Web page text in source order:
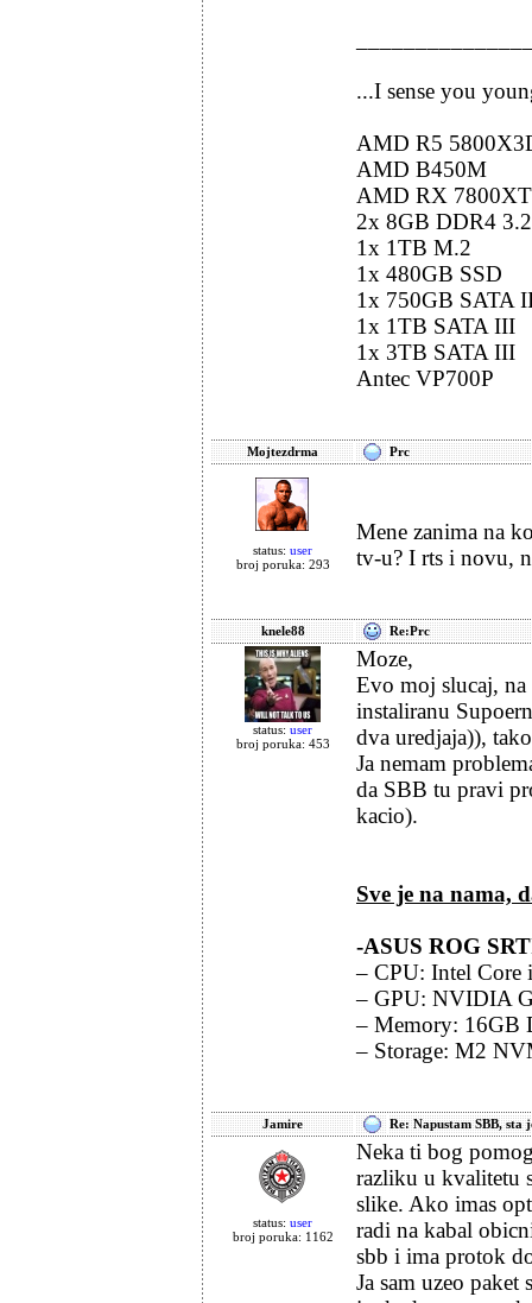
...I sense you
AMD R5
AMD B450M
AMD RX 7800XT
2x 8GB DDR4
1x 1TB M.2
1x 480GB SSD
1x 750GB SATA
1x 1TB SATA III
1x 3TB SATA III
Antec VP700P
Mojtezdrma Prc
status: user
broj poruka: 293
Mene zanima na
tv-u? I rts i novu,
knele88 Re:Prc
status: user
broj poruka: 453
Moze,
Evo moj slucaj,
instaliranu
dva uredjaja)),
Ja nemam
da SBB tu pravi
kacio).
Sve je na nama,
-ASUS ROG
– CPU: Intel Core
– GPU: NVIDIA
– Memory: 16GB
– Storage: M2
Jamire Re: Napustam SBB,
status: user
broj poruka: 1162
Neka ti bog
razliku u kvalitetu
slike. Ako imas
radi na kabal
sbb i ima protok
Ja sam uzeo